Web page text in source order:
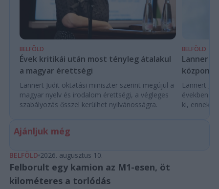
BELFÖLD
Évek kritikái után most tényleg átalakul
a magyar érettségi
Lannert Judit oktatási miniszter szerint megújul a
magyar nyelv és irodalom érettségi, a végleges
szabályozás ősszel kerülhet nyilvánosságra.
BELFÖLD
Lannert
Lannert
években
ki, ennek
Ajánljuk még
BELFÖLD 2026. augusztus 10.
Felborult egy kamion az M1-esen, öt
kilométeres a torlódás